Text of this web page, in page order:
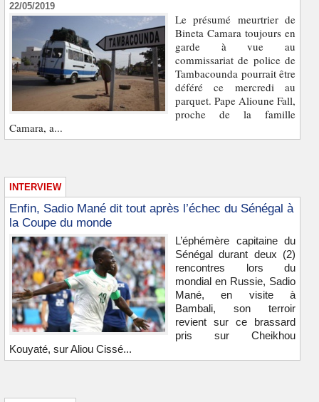
22/05/2019
Le présumé meurtrier de
Bineta Camara toujours en
garde à vue au
commissariat de police de
Tambacounda pourrait être
déféré ce mercredi au
parquet. Pape Alioune Fall,
proche de la famille
Camara, a...
INTERVIEW
Enfin, Sadio Mané dit tout après l’échec du Sénégal à
la Coupe du monde
L’éphémère capitaine du
Sénégal durant deux (2)
rencontres lors du
mondial en Russie, Sadio
Mané, en visite à
Bambali, son terroir
revient sur ce brassard
pris sur Cheikhou
Kouyaté, sur Aliou Cissé...